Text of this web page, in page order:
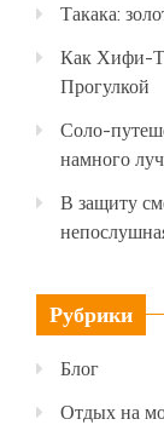
Такака:
Как Хифи-
Прогулкой
Соло-
намного
В защиту
Рубрики
Блог
Отдых на